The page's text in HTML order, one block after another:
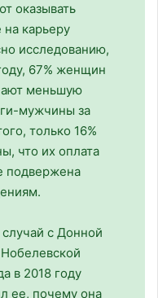
оказывать
карьеру
исследованию,
67% женщин
меньшую
мужчины за
только 16%
что их оплата
подвержена
с Донной
в 2018 году
ее, почему она